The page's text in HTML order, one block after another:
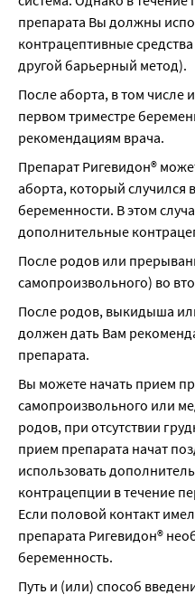
препарата Вы должны
контрацептивные
другой барьерный метод).
После аборта, в том числе
первом триместре
рекомендациям врача.
Препарат Ригевидон®
аборта, который случился
беременности. В этом
дополнительные
После родов или
самопроизвольного) во
После родов, выкидыша
должен дать Вам
препарата.
Вы можете начать прием
самопроизвольного или
родов, при отсутствии
прием препарата начат
использовать
контрацепции в течение
Если половой контакт
препарата Ригевидон®
беременность.
Путь и (или) способ